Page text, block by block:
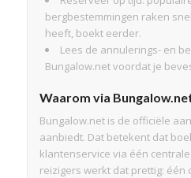
bergbestemmingen raken
heeft, boekt eerder.
Lees de annulerings- en
Bungalow.net voordat je
Waarom via
Bungalow.net is de officiële
aanbiedt. Dat betekent dat
klantenservice via één
reizigers werkt dat prettig: één